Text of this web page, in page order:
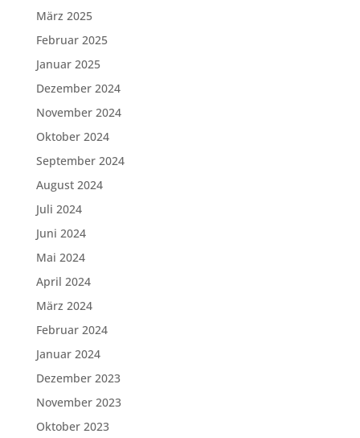
März 2025
Februar 2025
Januar 2025
Dezember 2024
November 2024
Oktober 2024
September 2024
August 2024
Juli 2024
Juni 2024
Mai 2024
April 2024
März 2024
Februar 2024
Januar 2024
Dezember 2023
November 2023
Oktober 2023